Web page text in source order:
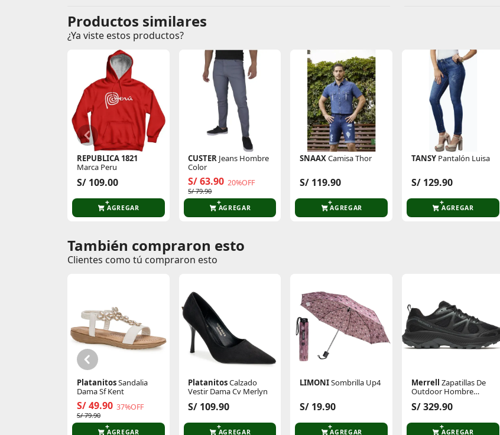
Productos similares
¿Ya viste estos productos?
REPUBLICA 1821
Marca Peru
S/ 109.00
AGREGAR
CUSTER Jeans Hombre
Color
S/ 63.90 20%OFF
S/ 79.90
AGREGAR
SNAAXCamisa Thor
S/ 119.90
AGREGAR
TANSY Pantalón Luisa
S/ 129.90
AGREGAR
Comentarios de clientes
Comentarios de clientes que compraron este producto
Sin calificaciones
Este producto aún no tiene calificaciones.
Sé el primero en comentar y acumula Puntos.
También compraron esto
Clientes como tú compraron esto
PlatanitosSandalia
Dama Sf Kent
S/ 49.90 37%OFF
S/ 79.90
AGREGAR
PlatanitosCalzado
Vestir Dama Cv Merlyn
S/ 109.90
AGREGAR
LIMONISombrilla Up4
S/ 19.90
AGREGAR
Merrell Zapatillas De
Outdoor Hombre
S/ 329.90
AGREGAR